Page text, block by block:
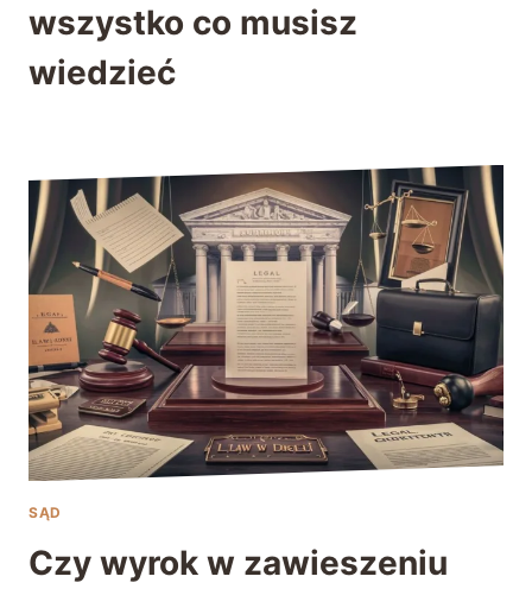
wszystko co musisz
wiedzieć
SĄD
Czy wyrok w zawieszeniu